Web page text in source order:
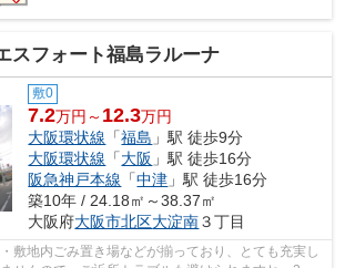
スフォート福島ラルーナ
敷0
7.2万円～ 12.3万円
大阪環状線 「福島 」駅 徒歩9分
大阪環状線 「大阪 」駅 徒歩16分
阪急神戸本線 「中津 」駅 徒歩16分
築10年 / 24.18㎡～38.37㎡
大阪府大阪市北区大淀南３丁目
敷地内ごみ置き場などが揃っており、とても充実し